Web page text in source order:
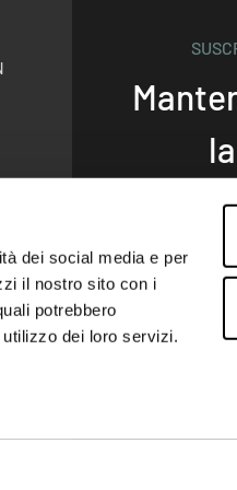
dei social media e per
il nostro sito con i
potrebbero
dei loro servizi.